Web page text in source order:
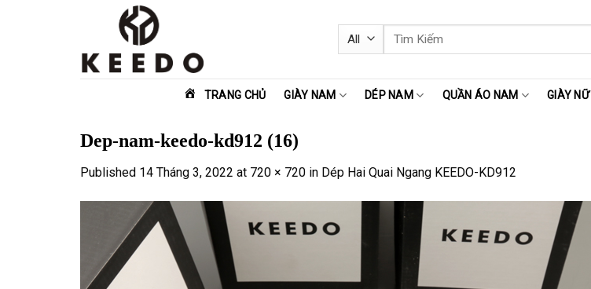
Tìm
kiếm:
TRANG CHỦ GIÀY NAM DÉP NAM QUẦN ÁO NAM GIÀY NỮ
Dep-nam-keedo-kd912 (16)
Published 14 Tháng 3, 2022 at 720 × 720 in Dép Hai Quai Ngang KEEDO-KD912